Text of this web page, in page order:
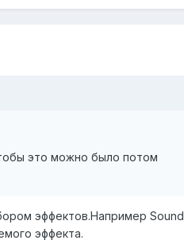
это можно было потом
эффектов.Например Sound
эффекта.